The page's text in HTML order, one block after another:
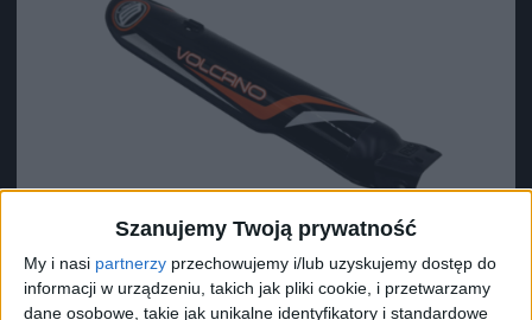
Szanujemy Twoją prywatność
My i nasi partnerzy przechowujemy i/lub uzyskujemy dostęp do
informacji w urządzeniu, takich jak pliki cookie, i przetwarzamy
dane osobowe, takie jak unikalne identyfikatory i standardowe